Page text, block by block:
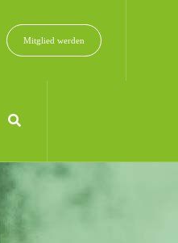
Mitglied werden